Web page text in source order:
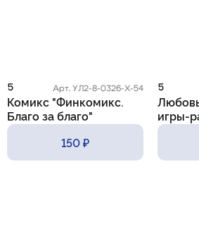
5 Арт. УЛ2-8-0326-Х-54
Комикс "Финкомикс.
Благо за благо"
150 ₽
5
игры-